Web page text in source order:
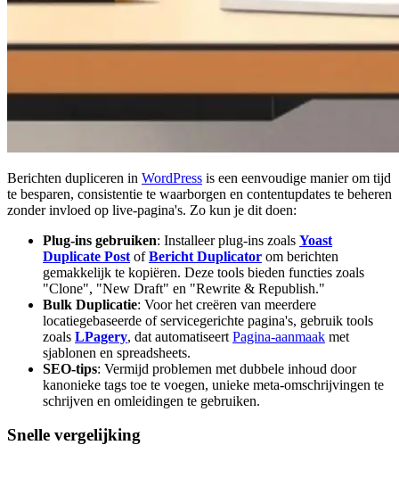
Berichten dupliceren in WordPress is een eenvoudige manier om tijd
te besparen, consistentie te waarborgen en contentupdates te beheren
zonder invloed op live-pagina's. Zo kun je dit doen:
Plug-ins gebruiken: Installeer plug-ins zoals Yoast
Duplicate Post ofBericht Duplicator om berichten
gemakkelijk te kopiëren. Deze tools bieden functies zoals
"Clone", "New Draft" en "Rewrite & Republish."
Bulk Duplicatie: Voor het creëren van meerdere
locatiegebaseerde of servicegerichte pagina's, gebruik tools
zoals LPagery, dat automatiseert Pagina-aanmaak met
sjablonen en spreadsheets.
SEO-tips: Vermijd problemen met dubbele inhoud door
kanonieke tags toe te voegen, unieke meta-omschrijvingen te
schrijven en omleidingen te gebruiken.
Snelle vergelijking